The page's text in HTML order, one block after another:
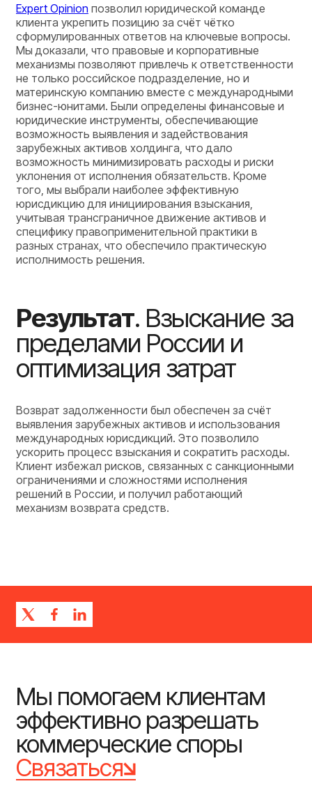
Expert Opinion позволил юридической команде
клиента укрепить позицию за счёт чётко
сформулированных ответов на ключевые вопросы.
Мы доказали, что правовые и корпоративные
механизмы позволяют привлечь к ответственности
не только российское подразделение, но и
материнскую компанию вместе с международными
бизнес-юнитами. Были определены финансовые и
юридические инструменты, обеспечивающие
возможность выявления и задействования
зарубежных активов холдинга, что дало
возможность минимизировать расходы и риски
уклонения от исполнения обязательств. Кроме
того, мы выбрали наиболее эффективную
юрисдикцию для инициирования взыскания,
учитывая трансграничное движение активов и
специфику правоприменительной практики в
разных странах, что обеспечило практическую
исполнимость решения.
Результат. Взыскание за
пределами России и
оптимизация затрат
Возврат задолженности был обеспечен за счёт
выявления зарубежных активов и использования
международных юрисдикций. Это позволило
ускорить процесс взыскания и сократить расходы.
Клиент избежал рисков, связанных с санкционными
ограничениями и сложностями исполнения
решений в России, и получил работающий
механизм возврата средств.
Мы помогаем клиентам
эффективно разрешать
коммерческие споры
Связаться